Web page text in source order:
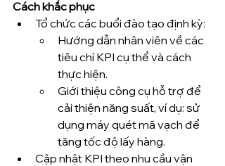
Cách khắc phục
Tổ chức các buổi đào tạo định kỳ:
Hướng dẫn nhân viên về các
tiêu chí KPI cụ thể và cách
thực hiện.
Giới thiệu công cụ hỗ trợ để
cải thiện năng suất, ví dụ: sử
dụng máy quét mã vạch để
tăng tốc độ lấy hàng.
Cập nhật KPI theo nhu cầu vận